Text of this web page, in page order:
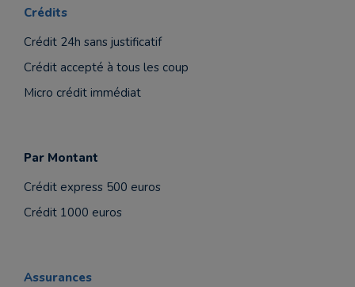
Crédits
Crédit 24h sans justificatif
Crédit accepté à tous les coup
Micro crédit immédiat
Par Montant
Crédit express 500 euros
Crédit 1000 euros
Assurances